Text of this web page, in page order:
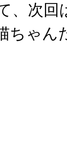
、次回
ちゃん